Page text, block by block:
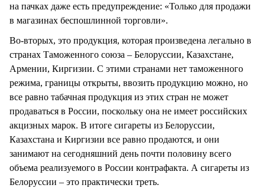
на пачках даже есть предупреждение: «Только для продажи
в магазинах беспошлинной торговли».
Во-вторых, это продукция, которая произведена легально в
странах Таможенного союза – Белоруссии, Казахстане,
Армении, Киргизии. С этими странами нет таможенного
режима, границы открыты, ввозить продукцию можно, но
все равно табачная продукция из этих стран не может
продаваться в России, поскольку она не имеет российских
акцизных марок. В итоге сигареты из Белоруссии,
Казахстана и Киргизии все равно продаются, и они
занимают на сегодняшний день почти половину всего
объема реализуемого в России контрафакта. А сигареты из
Белоруссии – это практически треть.